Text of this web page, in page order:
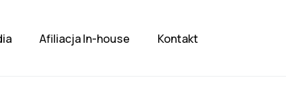
Afiliacja In-house Kontakt